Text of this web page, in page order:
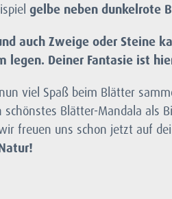
gelbe neben dunkelrote
auch Zweige oder Steine
legen. Deiner Fantasie ist
viel Spaß beim Blätter
Blätter-Mandala als
freuen uns schon jetzt auf